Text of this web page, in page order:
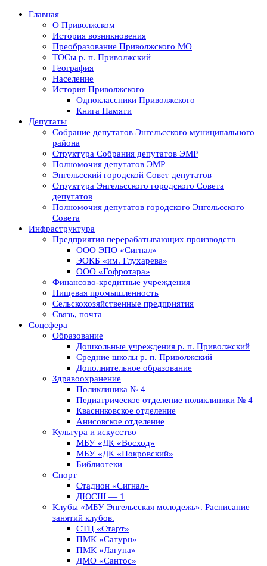
Главная
О Приволжском
История возникновения
Преобразование Приволжского МО
ТОСы р. п. Приволжский
География
Население
История Приволжского
Одноклассники Приволжского
Книга Памяти
Депутаты
Собрание депутатов Энгельсского муниципального
района
Структура Собрания депутатов ЭМР
Полномочия депутатов ЭМР
Энгельсский городской Совет депутатов
Структура Энгельсского городского Совета
депутатов
Полномочия депутатов городского Энгельсского
Совета
Инфраструктура
Предприятия перерабатывающих производств
ООО ЭПО «Сигнал»
ЭОКБ «им. Глухарева»
ООО «Гофротара»
Финансово-кредитные учреждения
Пищевая промышленность
Сельскохозяйственные предприятия
Связь, почта
Соцсфера
Образование
Дошкольные учреждения р. п. Приволжский
Средние школы р. п. Приволжский
Дополнительное образование
Здравоохранение
Поликлиника № 4
Педиатрическое отделение поликлиники № 4
Квасниковское отделение
Анисовское отделение
Культура и искусство
МБУ «ДК «Восход»
МБУ «ДК «Покровский»
Библиотеки
Спорт
Стадион «Сигнал»
ДЮСШ — 1
Клубы «МБУ Энгельсская молодежь». Расписание
занятий клубов.
СТЦ «Старт»
ПМК «Сатурн»
ПМК «Лагуна»
ДМО «Сантос»